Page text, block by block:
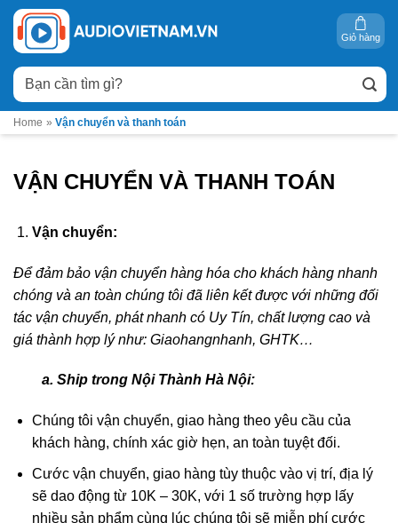
Bỏ
qua
nội
dung
Tìm
kiếm:
Giỏ hàng
Home » Vận chuyển và thanh toán
VẬN CHUYỂN VÀ THANH TOÁN
Vận chuyển:
Để đảm bảo vận chuyển hàng hóa cho khách hàng nhanh
chóng và an toàn chúng tôi đã liên kết được với những đối
tác vận chuyển, phát nhanh có Uy Tín, chất lượng cao và
giá thành hợp lý như: Giaohangnhanh, GHTK…
a. Ship trong Nội Thành Hà Nội:
Chúng tôi vận chuyển, giao hàng theo yêu cầu của
khách hàng, chính xác giờ hẹn, an toàn tuyệt đối.
Cước vận chuyển, giao hàng tùy thuộc vào vị trí, địa lý
sẽ dao động từ 10K – 30K, với 1 số trường hợp lấy
nhiều sản phẩm cùng lúc chúng tôi sẽ miễn phí cước